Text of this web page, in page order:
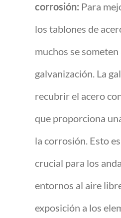
corrosión: Para
los tablones de
muchos se
galvanización. La
recubrir el acero
que proporciona
la corrosión. Esto
crucial para los
entornos al aire
exposición a los